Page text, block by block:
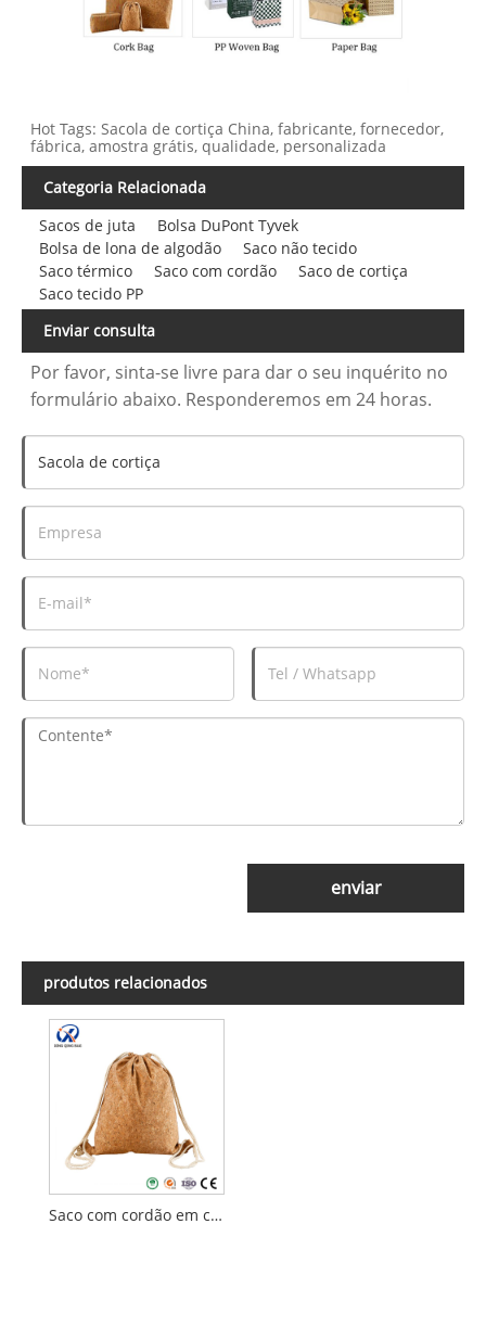
Hot Tags: Sacola de cortiça China, fabricante, fornecedor,
fábrica, amostra grátis, qualidade, personalizada
Categoria Relacionada
Sacos de juta
Bolsa DuPont Tyvek
Bolsa de lona de algodão
Saco não tecido
Saco térmico
Saco com cordão
Saco de cortiça
Saco tecido PP
Enviar consulta
Por favor, sinta-se livre para dar o seu inquérito no
formulário abaixo. Responderemos em 24 horas.
enviar
produtos relacionados
Saco com cordão em cortiça